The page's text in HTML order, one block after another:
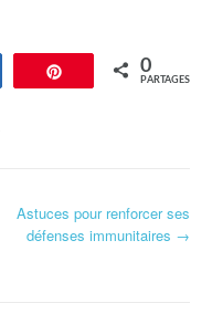
Enregistrer
0
PARTAGES
Astuces pour renforcer ses
défenses immunitaires →